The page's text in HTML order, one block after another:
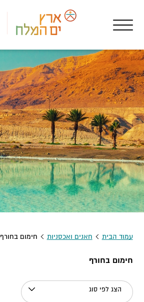
עמוד הבית חאנים ואכסניות חימום בחורף
חימום בחורף
הצג לפי סוג